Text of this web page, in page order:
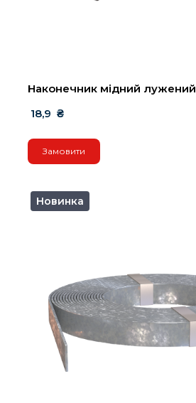
Наконечник мідний лужений
18,9  ₴
Замовити
Новинка